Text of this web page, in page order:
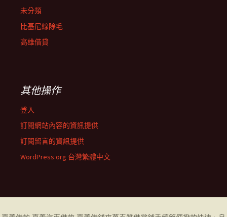
未分類
比基尼線除毛
高雄借貸
其他操作
登入
訂閱網站內容的資訊提供
訂閱留言的資訊提供
WordPress.org 台灣繁體中文